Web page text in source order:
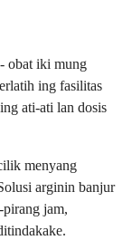
obat iki mung
ing fasilitas
ati-ati lan dosis
menyang
arginin banjur
jam,